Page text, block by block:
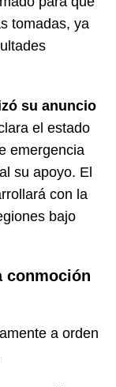
tomadas, ya
su anuncio
el estado
emergencia
su apoyo. El
con la
bajo
conmoción
a orden